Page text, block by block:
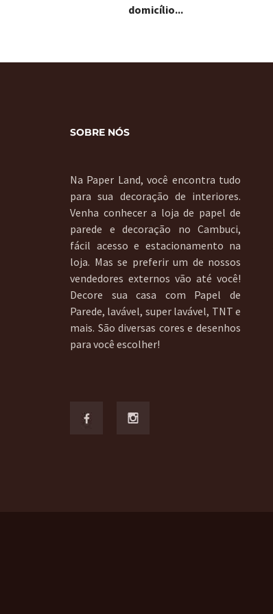
domicílio...
SOBRE NÓS
Na Paper Land, você encontra tudo
para sua decoração de interiores.
Venha conhecer a loja de papel de
parede e decoração no Cambuci,
fácil acesso e estacionamento na
loja. Mas se preferir um de nossos
vendedores externos vão até você!
Decore sua casa com Papel de
Parede, lavável, super lavável, TNT e
mais. São diversas cores e desenhos
para você escolher!